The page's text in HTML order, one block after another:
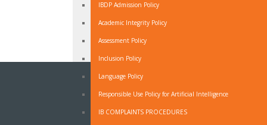
IBDP Admission Policy
Academic Integrity Policy
Assessment Policy
Inclusion Policy
Language Policy
Responsible Use Policy for Artificial Intelligence
IB COMPLAINTS PROCEDURES
NEWSLETTER
prijavite se na naš Newsletter.